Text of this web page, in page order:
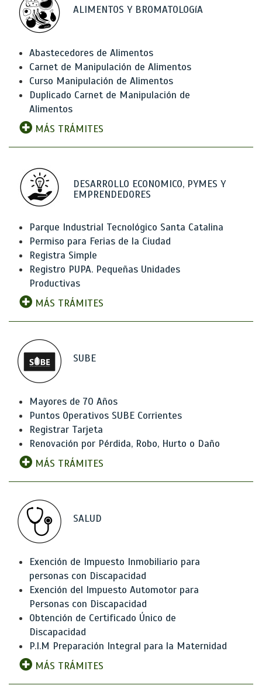
ALIMENTOS Y BROMATOLOGíA
Abastecedores de Alimentos
Carnet de Manipulación de Alimentos
Curso Manipulación de Alimentos
Duplicado Carnet de Manipulación de
Alimentos
MÁS TRÁMITES
DESARROLLO ECONOMICO, PYMES Y
EMPRENDEDORES
Parque Industrial Tecnológico Santa Catalina
Permiso para Ferias de la Ciudad
Registra Simple
Registro PUPA. Pequeñas Unidades
Productivas
MÁS TRÁMITES
SUBE
Mayores de 70 Años
Puntos Operativos SUBE Corrientes
Registrar Tarjeta
Renovación por Pérdida, Robo, Hurto o Daño
MÁS TRÁMITES
SALUD
Exención de Impuesto Inmobiliario para
personas con Discapacidad
Exención del Impuesto Automotor para
Personas con Discapacidad
Obtención de Certificado Único de
Discapacidad
P.I.M Preparación Integral para la Maternidad
MÁS TRÁMITES